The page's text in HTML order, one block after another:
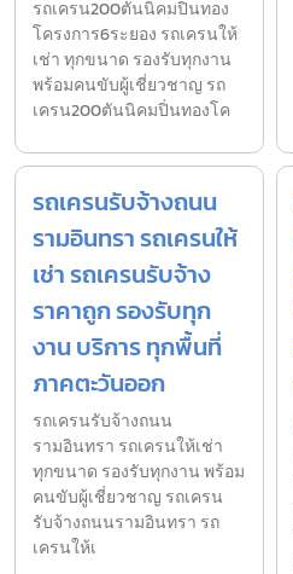
รถเครน200ตันนิคมปิ่นทอง
โครงการ6ระยอง รถเครนให้
เช่า ทุกขนาด รองรับทุกงาน
พร้อมคนขับผู้เชี่ยวชาญ รถ
เครน200ตันนิคมปิ่นทองโค
รถเครนรับจ้างถนน
รามอินทรา รถเครนให้
เช่า รถเครนรับจ้าง
ราคาถูก รองรับทุก
งาน บริการ ทุกพื้นที่
ภาคตะวันออก
รถเครนรับจ้างถนน
รามอินทรา รถเครนให้เช่า
ทุกขนาด รองรับทุกงาน พร้อม
คนขับผู้เชี่ยวชาญ รถเครน
รับจ้างถนนรามอินทรา รถ
เครนให้เ